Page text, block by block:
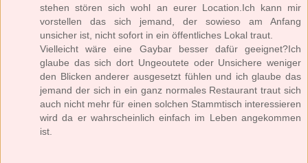
stehen stören sich wohl an eurer Location.Ich kann mir
vorstellen das sich jemand, der sowieso am Anfang
unsicher ist, nicht sofort in ein öffentliches Lokal traut.
Vielleicht wäre eine Gaybar besser dafür geeignet?Ich
glaube das sich dort Ungeoutete oder Unsichere weniger
den Blicken anderer ausgesetzt fühlen und ich glaube das
jemand der sich in ein ganz normales Restaurant traut sich
auch nicht mehr für einen solchen Stammtisch interessieren
wird da er wahrscheinlich einfach im Leben angekommen
ist.